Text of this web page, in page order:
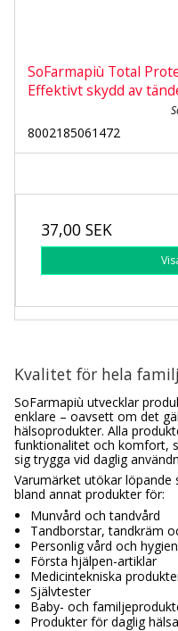
SoFarmapiù Total
Effektivt skydd av
8002185061472
37,00 SEK
Kvalitet för hela
SoFarmapiù utvecklar
enklare – oavsett om det
hälsoprodukter. Alla
funktionalitet och komfort,
sig trygga vid daglig
Varumärket utökar
bland annat produkter för:
Munvård och tandvård
Tandborstar, tandkräm
Personlig vård och hygien
Första hjälpen-artiklar
Medicintekniska
Självtester
Baby- och
Produkter för daglig